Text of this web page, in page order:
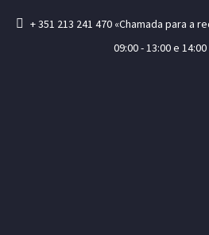
+ 351 213 241 470 «Chamada para a
09:00 - 13:00 e 14:00